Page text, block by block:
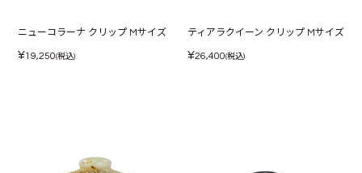
ニューコラーナ クリップ Mサイズ
¥19,250(税込)
ティアラクイーン クリップ Mサイズ
¥26,400(税込)